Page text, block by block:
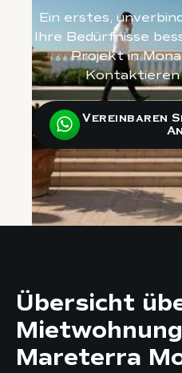
Ein erstes,
Ihre Bedürfnisse
Projekt in
Kontaktieren
Vereinbaren
Übersicht
Mareterra